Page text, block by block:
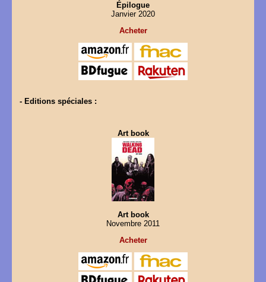
Épilogue
Janvier 2020
Acheter
- Editions spéciales :
Art book
Art book
Novembre 2011
Acheter